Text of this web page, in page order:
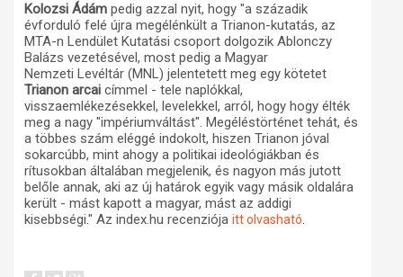
Kolozsi Ádám pedig azzal nyit, hogy "a századik
évforduló felé újra megélénkült a Trianon-kutatás, az
MTA-n Lendület Kutatási csoport dolgozik Ablonczy
Balázs vezetésével, most pedig a Magyar
Nemzeti Levéltár (MNL) jelentetett meg egy kötetet
Trianon arcai címmel - tele naplókkal,
visszaemlékezésekkel, levelekkel, arról, hogy hogy élték
meg a nagy "impériumváltást". Megéléstörténet tehát, és
a többes szám eléggé indokolt, hiszen Trianon jóval
sokarcúbb, mint ahogy a politikai ideológiákban és
rítusokban általában megjelenik, és nagyon más jutott
belőle annak, aki az új határok egyik vagy másik oldalára
került - mást kapott a magyar, mást az addigi
kisebbségi." Az index.hu recenziója itt olvasható.